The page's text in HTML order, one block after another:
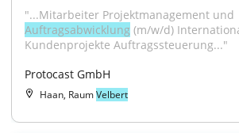
Auftragsabwicklung (m/w/d)
Kundenprojekte Auftragssteuerung..."
Protocast GmbH
Haan, RaumVelbert